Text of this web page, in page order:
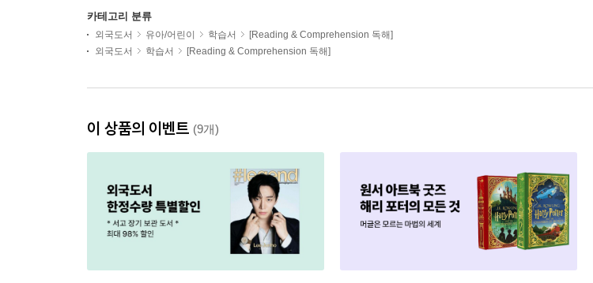
카테고리 분류
외국도서 유아/어린이 학습서
[Reading & Comprehension 독해]
외국도서
학습서 [Reading & Comprehension 독해]
이 상품의 이벤트 (9개)